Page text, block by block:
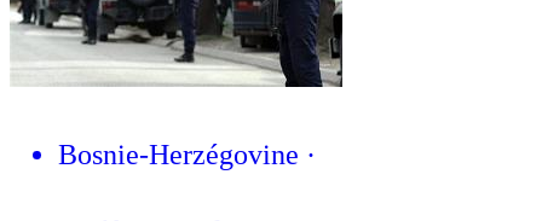
Bosnie-Herzégovine ·